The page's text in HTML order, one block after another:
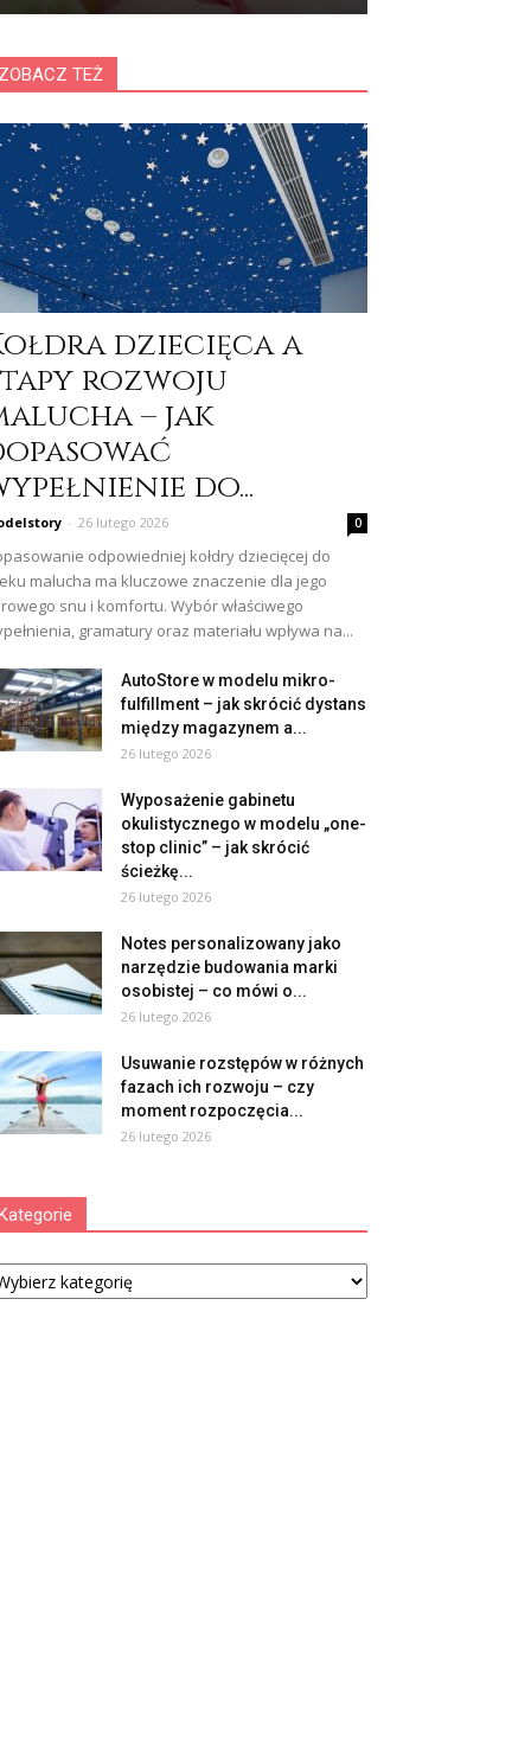
TEŻ
dziecięca a
rozwoju
– jak
do...
- 26 lutego 2026 0
odpowiedniej kołdry dziecięcej do
malucha ma kluczowe znaczenie dla jego
snu i komfortu. Wybór właściwego
gramatury oraz materiału wpływa na...
AutoStore w modelu mikro-
fulfillment – jak skrócić dystans
między magazynem a...
26 lutego 2026
Wyposażenie gabinetu
okulistycznego w modelu „one-
stop clinic” – jak skrócić
ścieżkę...
26 lutego 2026
Notes personalizowany jako
narzędzie budowania marki
osobistej – co mówi o...
26 lutego 2026
Usuwanie rozstępów w różnych
fazach ich rozwoju – czy
moment rozpoczęcia...
26 lutego 2026